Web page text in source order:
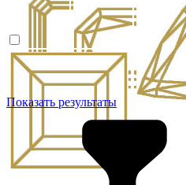
Показать результаты